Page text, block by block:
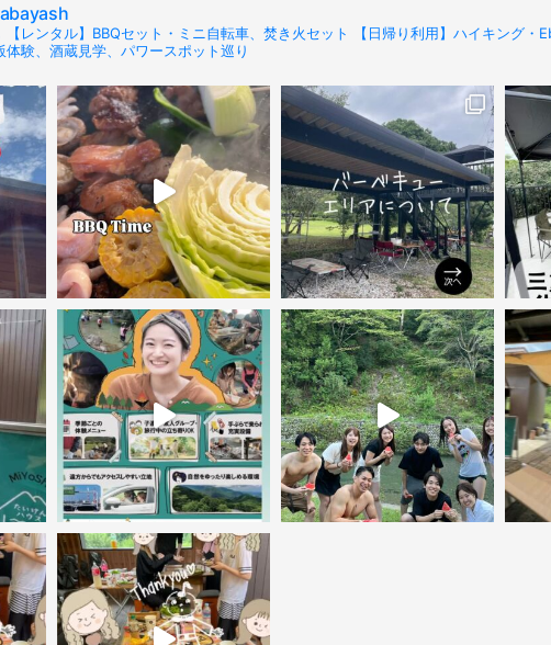
レンタル】BBQセット・ミニ自転車、焚き火セット 【日帰り利用】ハイキング・
験、酒蔵見学、パワースポット巡り